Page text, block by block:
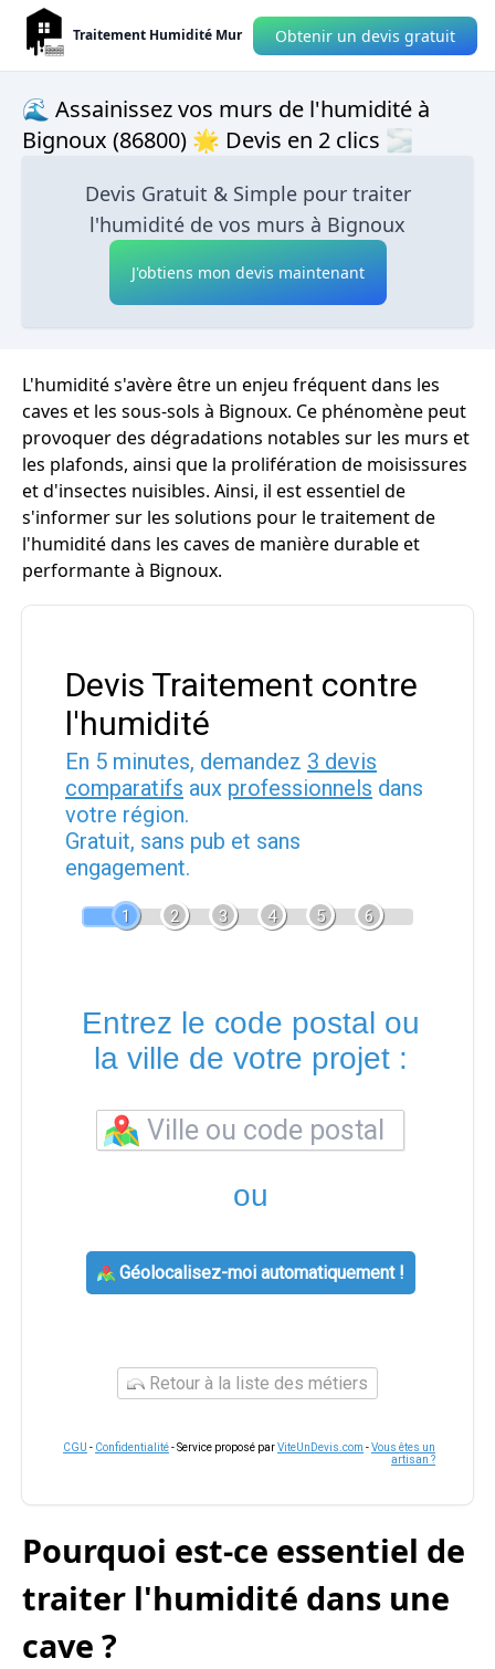
Traitement Humidité Mur Obtenir un devis gratuit
🌊 Assainissez vos murs de l'humidité à
Bignoux (86800) 🌟 Devis en 2 clics 🌫
Devis Gratuit & Simple pour traiter
l'humidité de vos murs à Bignoux
J'obtiens mon devis maintenant
L'humidité s'avère être un enjeu fréquent dans les
caves et les sous-sols à Bignoux. Ce phénomène peut
provoquer des dégradations notables sur les murs et
les plafonds, ainsi que la prolifération de moisissures
et d'insectes nuisibles. Ainsi, il est essentiel de
s'informer sur les solutions pour le traitement de
l'humidité dans les caves de manière durable et
performante à Bignoux.
Devis Traitement contre
l'humidité
En 5 minutes, demandez 3 devis
comparatifs aux professionnels dans
votre région.
Gratuit, sans pub et sans
engagement.
1 2 3 4 5 6
Entrez le code postal ou
la ville de votre projet :
ou
Géolocalisez-moi automatiquement !
Retour à la liste des métiers
CGU - Confidentialité- Service proposé parViteUnDevis.com -Vous êtes un
artisan ?
Pourquoi est-ce essentiel de
traiter l'humidité dans une
cave ?